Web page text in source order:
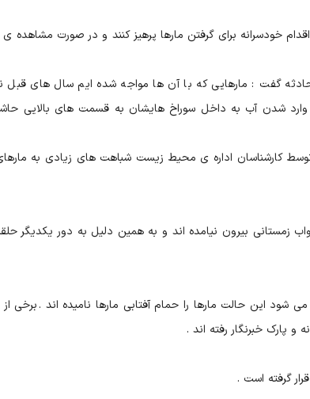
خودسرانه برای گرفتن مارها پرهیز کنند و در صورت مشاهده ی
گفت : مارهایی که با آن ها مواجه شده ایم سال های قبل
شدن آب به داخل سوراخ هایشان به قسمت های بالایی
کارشناسان اداره ی محیط زیست شباهت های زیادی به
زمستانی بیرون نیامده اند و به همین دلیل به دور یکدیگر
این حالت مارها را حمام آفتابی مارها نامیده اند . برخی
پارک خبرنگار رفته اند .